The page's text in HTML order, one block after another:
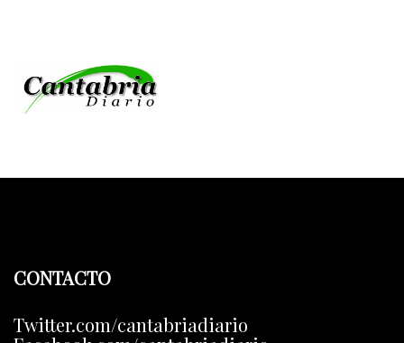
CONTACTO
Twitter.com/cantabriadiario